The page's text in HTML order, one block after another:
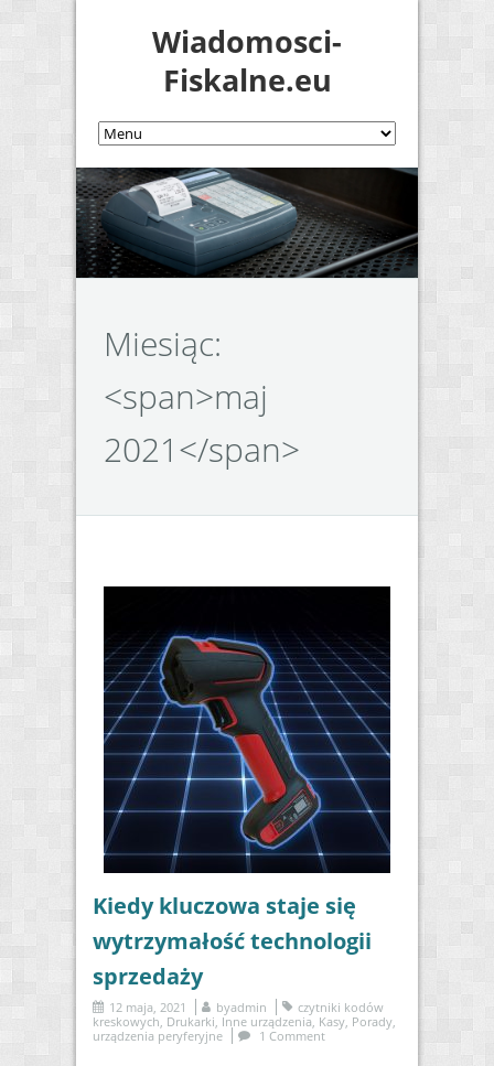
Wiadomosci-
Fiskalne.eu
Miesiąc:
<span>maj
2021</span>
Kiedy kluczowa staje się
wytrzymałość technologii
sprzedaży
12 maja, 2021 byadmin
czytniki kodów
kreskowych, Drukarki, Inne urządzenia, Kasy, Porady,
urządzenia peryferyjne
1 Comment